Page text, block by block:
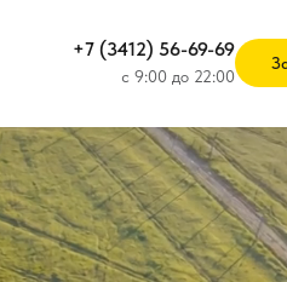
+7 (3412) 56-69-69
c 9:00 до 22:00